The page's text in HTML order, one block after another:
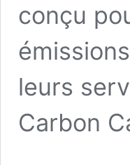
conçu
leurs
Carbon